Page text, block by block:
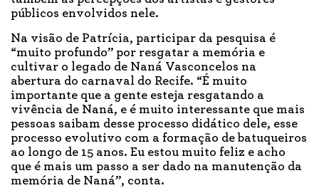
públicos envolvidos nele.
Na visão de Patrícia, participar da pesquisa é
“muito profundo” por resgatar a memória e
cultivar o legado de Naná Vasconcelos na
abertura do carnaval do Recife. “É muito
importante que a gente esteja resgatando a
vivência de Naná, e é muito interessante que mais
pessoas saibam desse processo didático dele, esse
processo evolutivo com a formação de batuqueiros
ao longo de 15 anos. Eu estou muito feliz e acho
que é mais um passo a ser dado na manutenção da
memória de Naná”, conta.